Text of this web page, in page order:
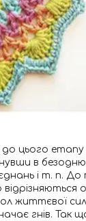
цього
в
і т. п.
життєвої
гнів. Так